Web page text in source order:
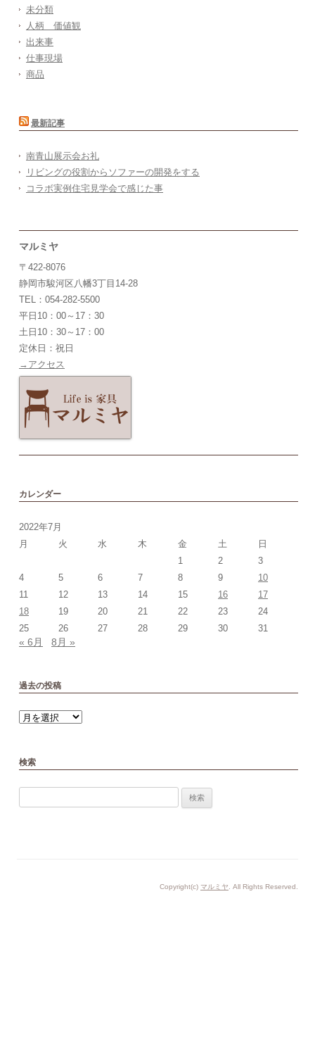
未分類
人柄 価値観
出来事
仕事現場
商品
最新記事
南青山展示会お礼
リビングの役割からソファーの開発をする
コラボ実例住宅見学会で感じた事
マルミヤ
〒422-8076
静岡市駿河区八幡3丁目14-28
TEL：054-282-5500
平日10：00～17：30
土日10：30～17：00
定休日：祝日
→アクセス
カレンダー
2022年7月
月
火 水 木 金 土
日
1
2
3
4
5 6 7 8 9
10
11
12 13 14 15 16
17
18
19 20 21 22 23
24
25
26 27 28 29 30 31
« 6月 8月 »
過去の投稿
過
去
検索
Copyright(c) マルミヤ . All Rights Reserved.